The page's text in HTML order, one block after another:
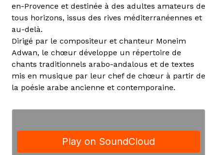
en-Provence et destinée à des adultes amateurs de
tous horizons, issus des rives méditerranéennes et
au-delà.
Dirigé par le compositeur et chanteur Moneim
Adwan, le chœur développe un répertoire de
chants traditionnels arabo-andalous et de textes
mis en musique par leur chef de chœur à partir de
la poésie arabe ancienne et contemporaine.